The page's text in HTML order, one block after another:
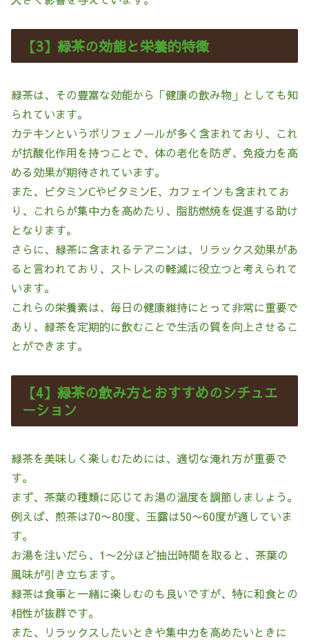
【3】緑茶の効能と栄養的特徴
緑茶は、その豊富な効能から「健康の飲み物」としても知
られています。
カテキンというポリフェノールが多く含まれており、これ
が抗酸化作用を持つことで、体の老化を防ぎ、免疫力を高
める効果が期待されています。
また、ビタミンCやビタミンE、カフェインも含まれてお
り、これらが集中力を高めたり、脂肪燃焼を促進する助け
となります。
さらに、緑茶に含まれるテアニンは、リラックス効果があ
ると言われており、ストレスの軽減に役立つと考えられて
います。
これらの栄養素は、毎日の健康維持にとって非常に重要で
あり、緑茶を定期的に飲むことで生活の質を向上させるこ
とができます。
【4】緑茶の飲み方とおすすめのシチュエ
ーション
緑茶を美味しく楽しむためには、適切な淹れ方が重要で
す。
まず、茶葉の種類に応じてお湯の温度を調節しましょう。
例えば、煎茶は70〜80度、玉露は50〜60度が適していま
す。
お湯を注いだら、1〜2分ほど抽出時間を取ると、茶葉の
風味が引き立ちます。
緑茶は食事と一緒に楽しむのも良いですが、特に和食との
相性が抜群です。
また、リラックスしたいときや集中力を高めたいときに